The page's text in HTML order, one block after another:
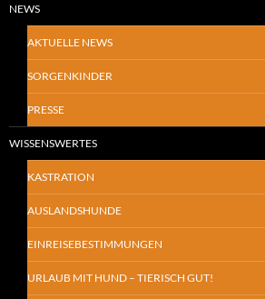
NEWS
AKTUELLE NEWS
SORGENKINDER
PRESSE
WISSENSWERTES
KASTRATION
AUSLANDSHUNDE
EINREISEBESTIMMUNGEN
URLAUB MIT HUND – TIERISCH GUT!